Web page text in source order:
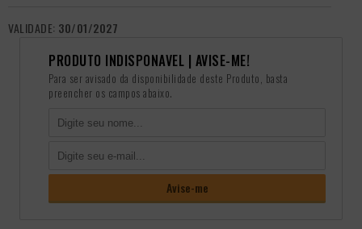
VALIDADE: 30/01/2027
PRODUTO INDISPONÃ­VEL | AVISE-ME!
Para ser avisado da disponibilidade deste Produto, basta
preencher os campos abaixo.